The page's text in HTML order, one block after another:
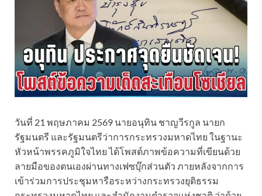
วันที่ 21 พฤษภาคม 2569 นายอนุทิน ชาญวีรกูล นายก
รัฐมนตรี และรัฐมนตรีว่าการกระทรวงมหาดไทย ในฐานะ
หัวหน้าพรรคภูมิใจไทย ได้โพสต์ภาพข้อความที่เขียนด้วย
ลายมือของตนเองผ่านทางเฟซบุ๊กส่วนตัว ภายหลังจากการ
เข้าร่วมการประชุมหารือระหว่างกระทรวงยุติธรรม